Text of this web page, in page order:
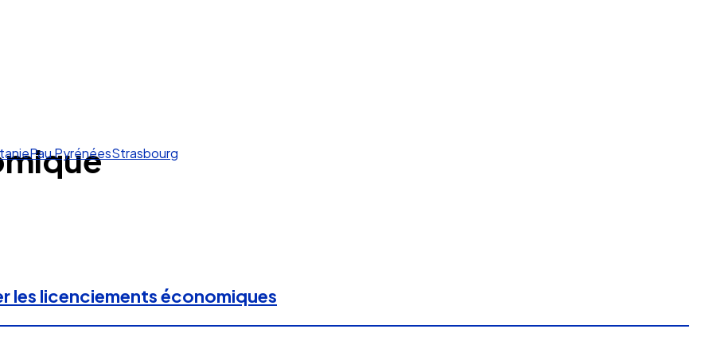
Pau Pyrénées
les licenciements économiques